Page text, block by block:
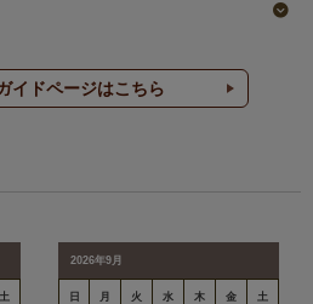
イドページはこちら
土
2026年9月
日 月 火 水 木 金 土